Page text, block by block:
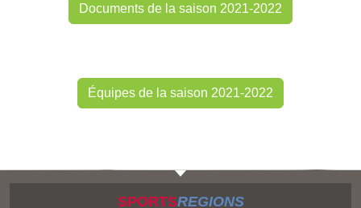
Documents de la saison 2021-2022
Équipes de la saison 2021-2022
SPORTSREGIONS